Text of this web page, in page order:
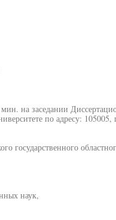
на заседании
по адресу: 105005,
государственного
наук,